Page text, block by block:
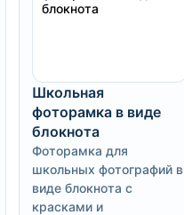
Школьная
фоторамка в виде
блокнота
Фоторамка для
школьных фотографий в
виде блокнота с
красками и